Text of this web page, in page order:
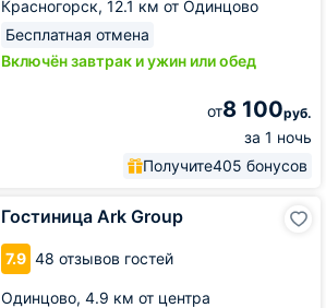
Красногорск, 12.1 км от Одинцово
Бесплатная отмена
Включён завтрак и ужин или обед
от8 100руб.
за 1 ночь
Получите405 бонусов
Гостиница Ark Group
7.9 48 отзывов гостей
Одинцово, 4.9 км от центра